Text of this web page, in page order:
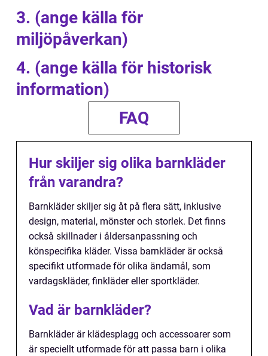
3. (ange källa för
miljöpåverkan)
4. (ange källa för historisk
information)
FAQ
Hur skiljer sig olika barnkläder
från varandra?
Barnkläder skiljer sig åt på flera sätt, inklusive
design, material, mönster och storlek. Det finns
också skillnader i åldersanpassning och
könspecifika kläder. Vissa barnkläder är också
specifikt utformade för olika ändamål, som
vardagskläder, finkläder eller sportkläder.
Vad är barnkläder?
Barnkläder är klädesplagg och accessoarer som
är speciellt utformade för att passa barn i olika